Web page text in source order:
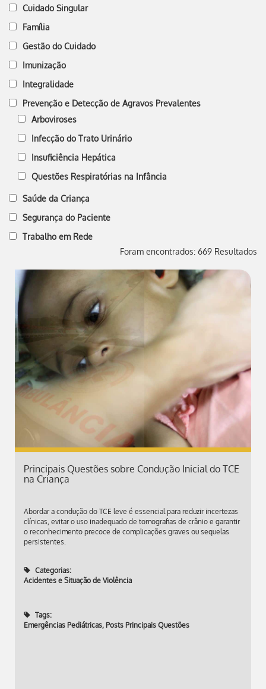
Cuidado Singular
Família
Gestão do Cuidado
Imunização
Integralidade
Prevenção e Detecção de Agravos Prevalentes
Arboviroses
Infecção do Trato Urinário
Insuficiência Hepática
Questões Respiratórias na Infância
Saúde da Criança
Segurança do Paciente
Trabalho em Rede
Foram encontrados: 669 Resultados
Principais Questões sobre Condução Inicial do TCE
na Criança
Abordar a condução do TCE leve é essencial para reduzir incertezas
clínicas, evitar o uso inadequado de tomografias de crânio e garantir
o reconhecimento precoce de complicações graves ou sequelas
persistentes.
Categorias:
Acidentes e Situação de Violência
Tags:
Emergências Pediátricas, Posts Principais Questões